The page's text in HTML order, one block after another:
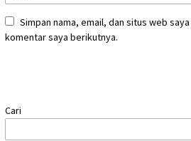
Simpan nama, email, dan situs web
komentar saya berikutnya.
Cari